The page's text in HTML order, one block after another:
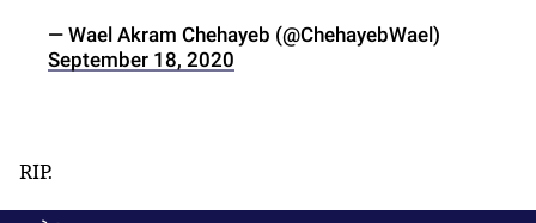
— Wael Akram Chehayeb (@ChehayebWael)
September 18, 2020
RIP.